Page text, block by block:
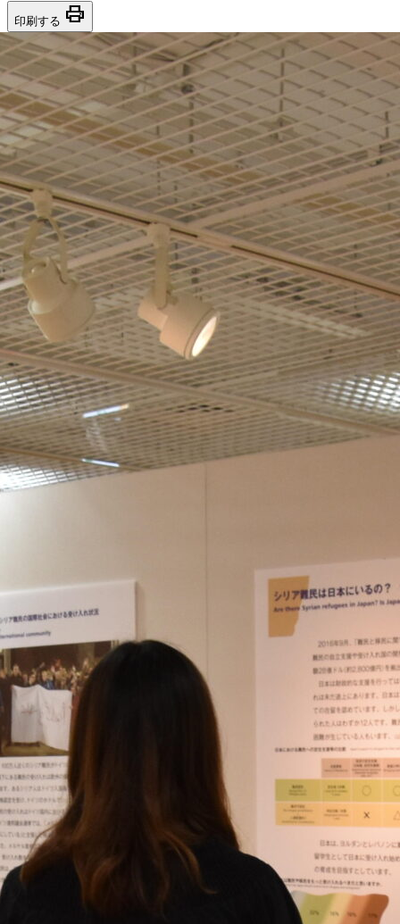
印刷する print